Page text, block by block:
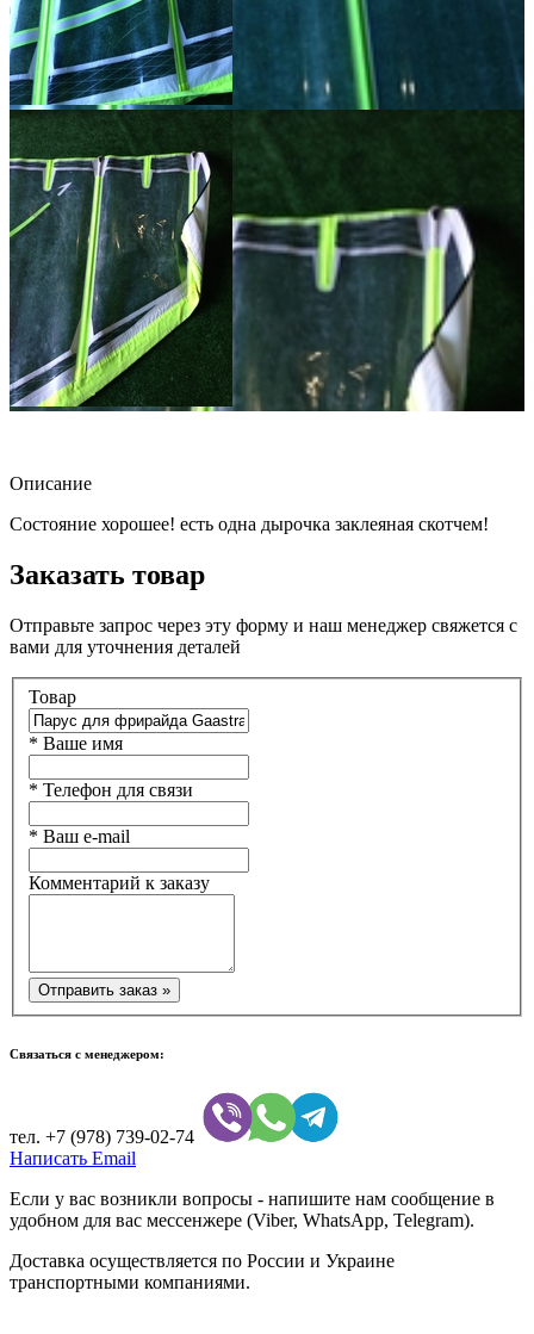
Описание
Состояние хорошее! есть одна дырочка заклеяная скотчем!
Заказать товар
Отправьте запрос через эту форму и наш менеджер свяжется с
вами для уточнения деталей
Товар
* Ваше имя
* Телефон для связи
* Ваш e-mail
Комментарий к заказу
Связаться с менеджером:
тел. +7 (978) 739-02-74
Написать Email
Если у вас возникли вопросы - напишите нам сообщение в
удобном для вас мессенжере (Viber, WhatsApp, Telegram).
Доставка осуществляется по России и Украине
транспортными компаниями.